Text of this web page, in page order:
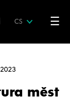
CS ☰
měst